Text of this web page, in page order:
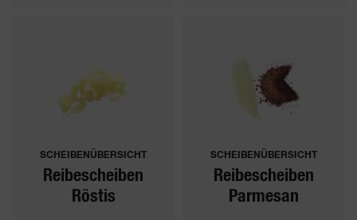
SCHEIBENÜBERSICHT
Reibescheiben
Röstis
SCHEIBENÜBERSICHT
Reibescheiben
Parmesan